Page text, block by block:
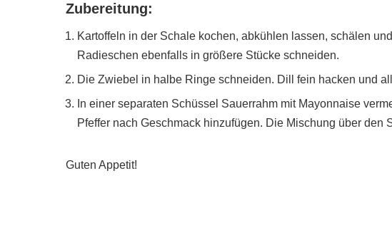
Zubereitung:
Kartoffeln in der Schale kochen, abkühlen lassen, schälen
Radieschen ebenfalls in größere Stücke schneiden.
Die Zwiebel in halbe Ringe schneiden. Dill fein hacken und
In einer separaten Schüssel Sauerrahm mit Mayonnaise
Pfeffer nach Geschmack hinzufügen. Die Mischung über den
Guten Appetit!